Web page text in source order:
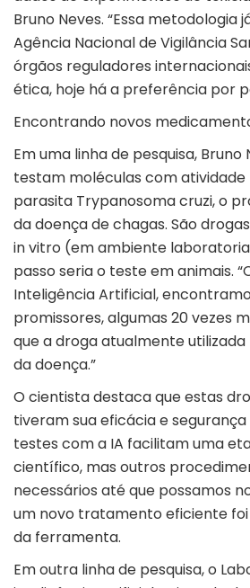
Bruno Neves. “Essa metodologia
Agência Nacional de Vigilância
órgãos reguladores
ética, hoje há a preferência por
Encontrando novos
Em uma linha de pesquisa, Bruno
testam moléculas com atividade
parasita Trypanosoma cruzi, o
da doença de chagas. São
in vitro (em ambiente
passo seria o teste em animais.
Inteligência Artificial,
promissores, algumas 20 vezes
que a droga atualmente
da doença.”
O cientista destaca que estas
tiveram sua eficácia e segurança
testes com a IA facilitam uma
científico, mas outros
necessários até que possamos
um novo tratamento eficiente
da ferramenta.
Em outra linha de pesquisa, o